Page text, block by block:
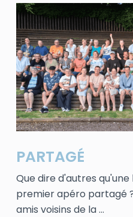
PARTAGÉ
Que dire d'autres
premier apéro partagé
amis voisins de la ...